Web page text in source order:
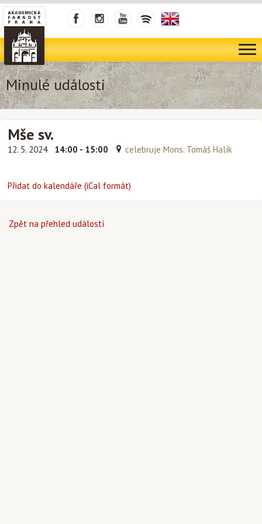
Minulé události
Mše sv.
12. 5. 2024 14:00 - 15:00 celebruje Mons. Tomáš Halík
Přidat do kalendáře (iCal formát)
Zpět na přehled událostí